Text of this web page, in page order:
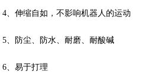
4、伸缩自如，不影响机器人的运动
5、防尘、防水、耐磨、耐酸碱
6、易于打理